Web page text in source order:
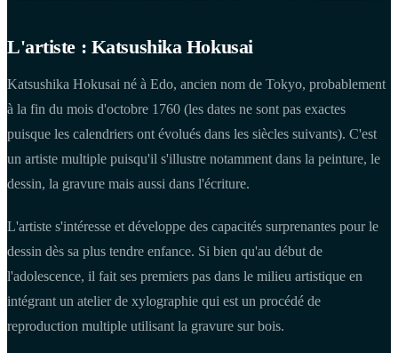
L'artiste : Katsushika Hokusai
Katsushika Hokusai né à Edo, ancien nom de Tokyo, probablement
à la fin du mois d'octobre 1760 (les dates ne sont pas exactes
puisque les calendriers ont évolués dans les siècles suivants). C'est
un artiste multiple puisqu'il s'illustre notamment dans la peinture, le
dessin, la gravure mais aussi dans l'écriture.
L'artiste s'intéresse et développe des capacités surprenantes pour le
dessin dès sa plus tendre enfance. Si bien qu'au début de
l'adolescence, il fait ses premiers pas dans le milieu artistique en
intégrant un atelier de xylographie qui est un procédé de
reproduction multiple utilisant la gravure sur bois.